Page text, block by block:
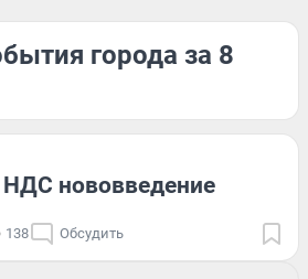
города за 8
нововведение
138 Обсудить